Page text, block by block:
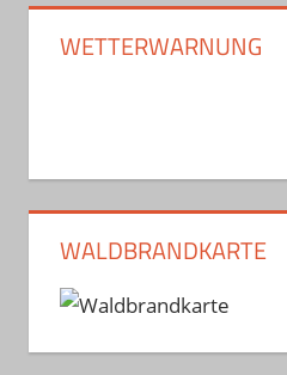
WETTERWARNUNG
WALDBRANDKARTE